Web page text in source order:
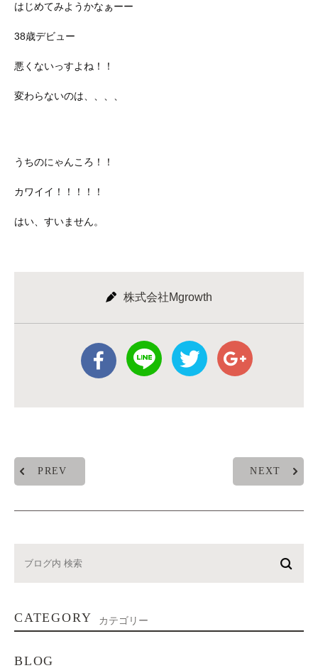
はじめてみようかなぁーー
38歳デビュー
悪くないっすよね！！
変わらないのは、、、、
うちのにゃんころ！！
カワイイ！！！！！
はい、すいません。
株式会社Mgrowth
PREV NEXT
CATEGORY カテゴリー
BLOG